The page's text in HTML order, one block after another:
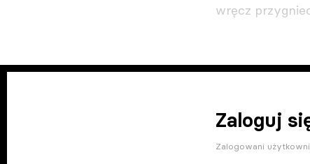
wręcz
Zaloguj
Zalogowani